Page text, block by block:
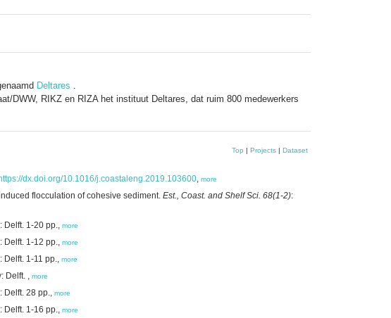
Deltares
DWW, RIKZ en RIZA het instituut Deltares, dat ruim 800 medewerkers
Top | Projects | Dataset
dx.doi.org/10.1016/j.coastaleng.2019.103600, more
flocculation of cohesive sediment. Est., Coast. and Shelf Sci. 68(1-2):
Delft. 1-20 pp., more
Delft. 1-12 pp., more
Delft. 1-11 pp., more
Delft. , more
Delft. 28 pp., more
Delft. 1-16 pp., more